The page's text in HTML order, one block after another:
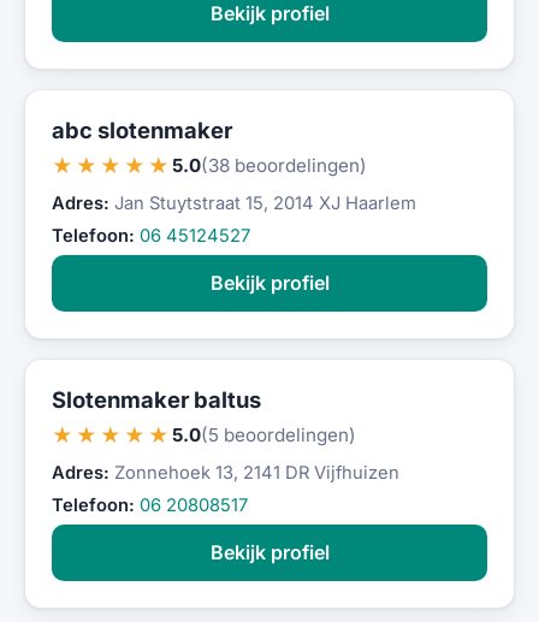
Bekijk profiel
abc slotenmaker
★★★★★ 5.0(38 beoordelingen)
Adres: Jan Stuytstraat 15, 2014 XJ Haarlem
Telefoon: 06 45124527
Bekijk profiel
Slotenmaker baltus
★★★★★ 5.0(5 beoordelingen)
Adres: Zonnehoek 13, 2141 DR Vijfhuizen
Telefoon: 06 20808517
Bekijk profiel